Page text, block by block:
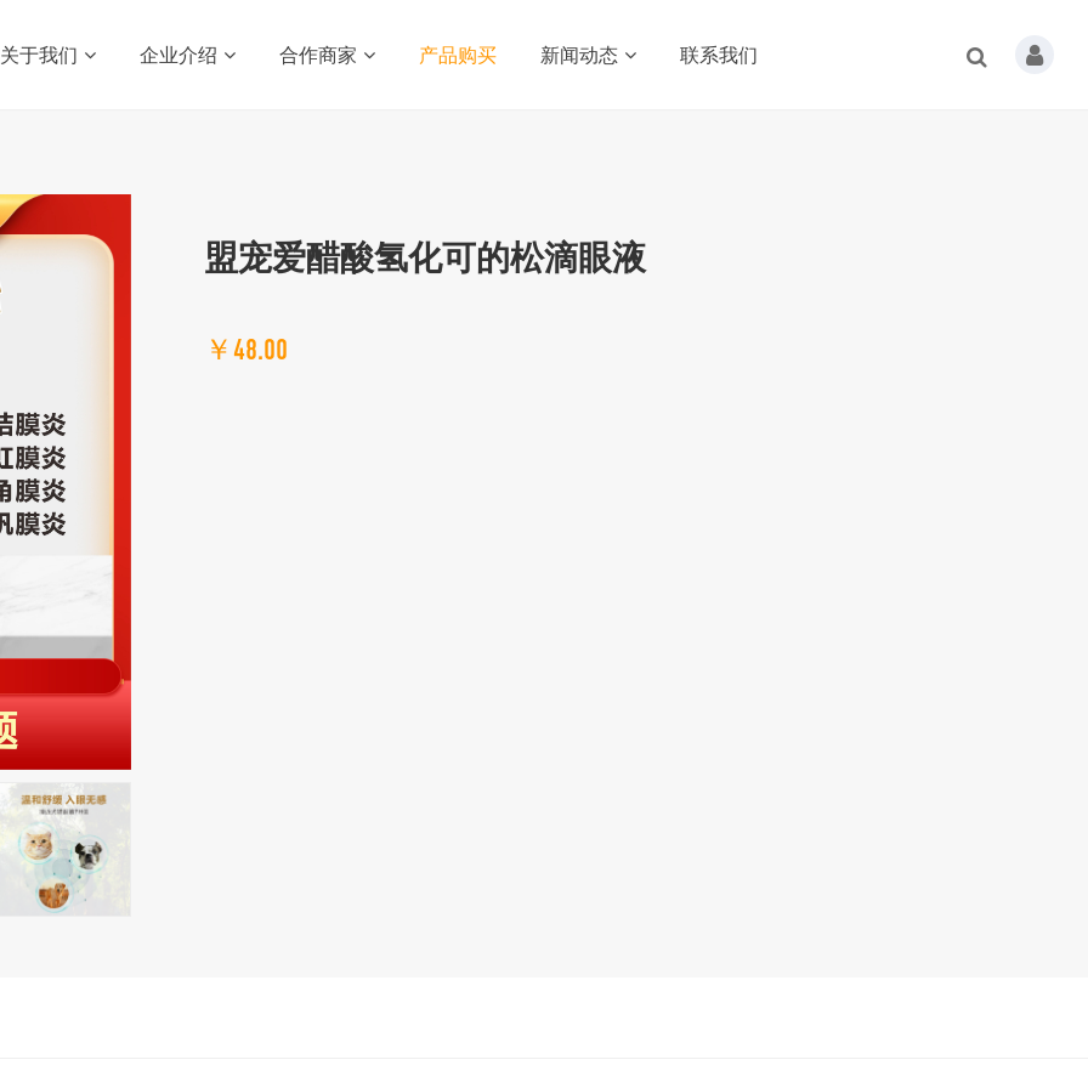
关于我们 企业介绍 合作商家 产品购买 新闻动态 联系我们
盟宠爱醋酸氢化可的松滴眼液
￥48.00